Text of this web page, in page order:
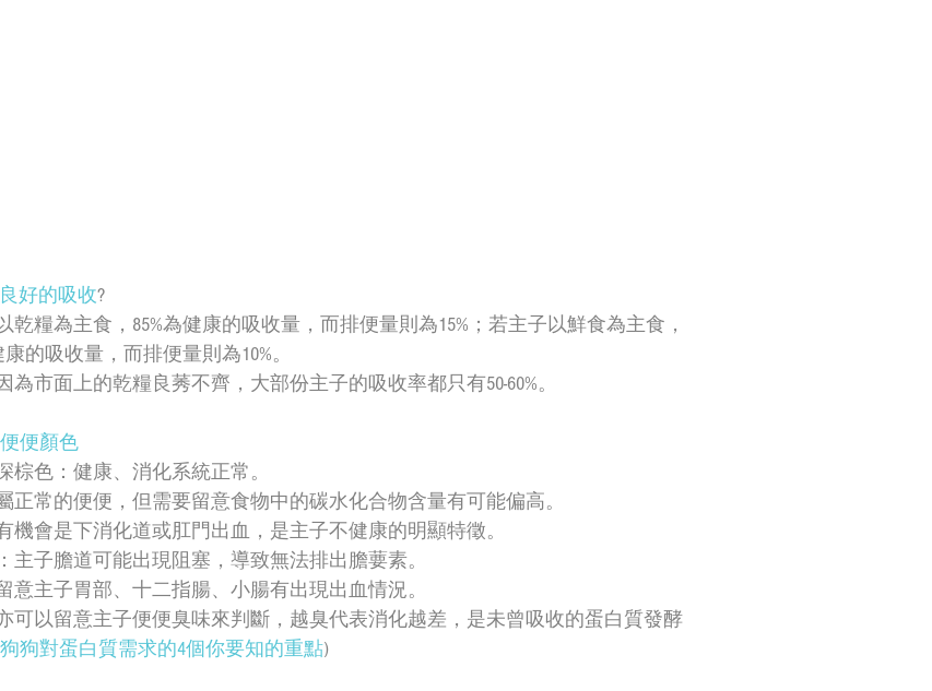
好的吸收?
乾糧為主食，85%為健康的吸收量，而排便量則為15%；若主子以鮮食為主食，
康的吸收量，而排便量則為10%。
為市面上的乾糧良莠不齊，大部份主子的吸收率都只有50-60%。
便顏色
棕色：健康、消化系統正常。
正常的便便，但需要留意食物中的碳水化合物含量有可能偏高。
機會是下消化道或肛門出血，是主子不健康的明顯特徵。
主子膽道可能出現阻塞，導致無法排出膽葽素。
意主子胃部、十二指腸、小腸有出現出血情況。
可以留意主子便便臭味來判斷，越臭代表消化越差，是未曾吸收的蛋白質發酵
狗狗對蛋白質需求的4個你要知的重點)